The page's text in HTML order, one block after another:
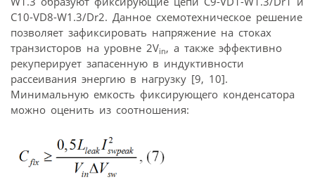
C10-VD8-W1.3/Dr2. Данное схемотехническое решение
позволяет зафиксировать напряжение на стоках
транзисторов на уровне 2Vin, а также эффективно
рекуперирует запасенную в индуктивности
рассеивания энергию в нагрузку [9, 10].
Минимальную емкость фиксирующего конденсатора
можно оценить из соотношения: